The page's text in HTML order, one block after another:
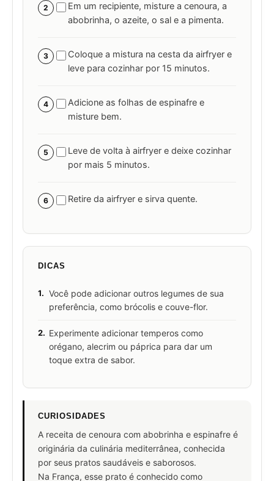
2
Em um recipiente, misture a cenoura, a
abobrinha, o azeite, o sal e a pimenta.
3
Coloque a mistura na cesta da airfryer e
leve para cozinhar por 15 minutos.
4
Adicione as folhas de espinafre e
misture bem.
5
Leve de volta à airfryer e deixe cozinhar
por mais 5 minutos.
6 Retire da airfryer e sirva quente.
DICAS
1. Você pode adicionar outros legumes de sua
preferência, como brócolis e couve-flor.
2. Experimente adicionar temperos como
orégano, alecrim ou páprica para dar um
toque extra de sabor.
CURIOSIDADES
A receita de cenoura com abobrinha e espinafre é
originária da culinária mediterrânea, conhecida
por seus pratos saudáveis e saborosos.
Na França, esse prato é conhecido como